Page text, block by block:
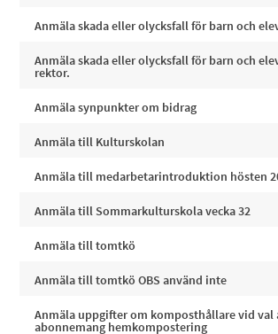
Anmäla skada eller olycksfall för barn och
Anmäla skada eller olycksfall för barn och
rektor.
Anmäla synpunkter om bidrag
Anmäla till Kulturskolan
Anmäla till medarbetarintroduktion hösten
Anmäla till Sommarkulturskola vecka 32
Anmäla till tomtkö
Anmäla till tomtkö OBS använd inte
Anmäla uppgifter om komposthållare vid val
abonnemang hemkompostering